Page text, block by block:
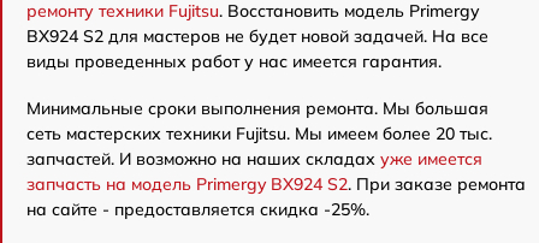
ремонту техники Fujitsu. Восстановить модель Primergy
BX924 S2 для мастеров не будет новой задачей. На все
виды проведенных работ у нас имеется гарантия.
Минимальные сроки выполнения ремонта. Мы большая
сеть мастерских техники Fujitsu. Мы имеем более 20 тыс.
запчастей. И возможно на наших складах уже имеется
запчасть на модель Primergy BX924 S2. При заказе ремонта
на сайте - предоставляется скидка -25%.